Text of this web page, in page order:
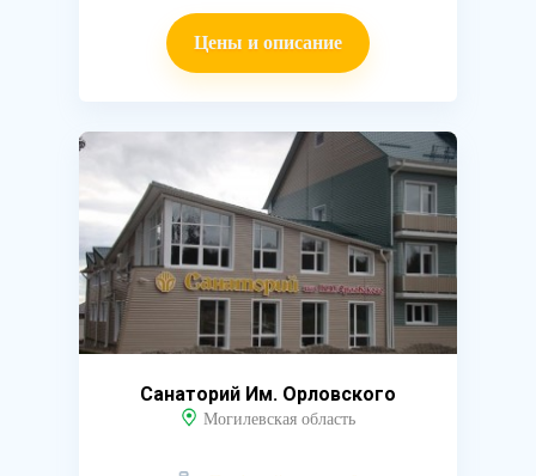
Цены и описание
Санаторий Им. Орловского
Могилевская область